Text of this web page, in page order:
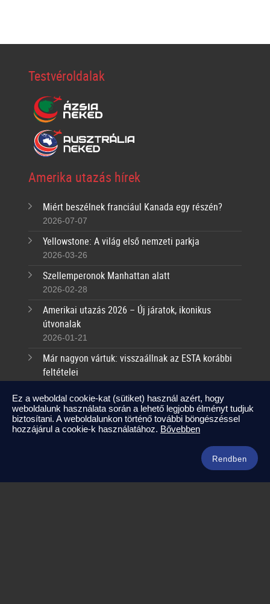
Testvéroldalak
Amerika utazás hírek
Miért beszélnek franciául Kanada egy részén?
2026-07-07
Yellowstone: A világ első nemzeti parkja
2026-03-26
Szellemperonok Manhattan alatt
2026-02-28
Amerikai utazás 2026 – Új járatok, ikonikus
útvonalak
2026-01-21
Már nagyon vártuk: visszaállnak az ESTA korábbi
feltételei
Kapcsolat
Ez a weboldal cookie-kat (sütiket) használ azért, hogy
weboldalunk használata során a lehető legjobb élményt tudjuk
biztosítani. A weboldalunkon történő további böngészéssel
hozzájárul a cookie-k használatához. Bővebben
Rendben